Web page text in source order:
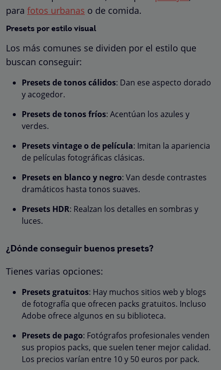
para fotos urbanas o de comida.
Presets por estilo visual
Los más comunes se dividen por el estilo que
buscan conseguir:
Presets de tonos cálidos: Dan ese aspecto dorado
y acogedor.
Presets de tonos fríos: Acentúan los azules y
verdes.
Presets vintage o de película: Imitan la apariencia
de películas fotográficas clásicas.
Presets en blanco y negro: Van desde contrastes
dramáticos hasta tonos suaves.
Presets HDR: Realzan los detalles en sombras y
luces.
¿Dónde conseguir buenos presets?
Tienes varias opciones:
Presets gratuitos: Hay muchos sitios web y blogs
de fotografía que ofrecen packs gratuitos. Incluso
Adobe ofrece algunos en su biblioteca.
Presets de pago: Fotógrafos profesionales venden
sus propios packs, que suelen tener mejor calidad.
Los precios varían entre 10 y 50 euros por pack.